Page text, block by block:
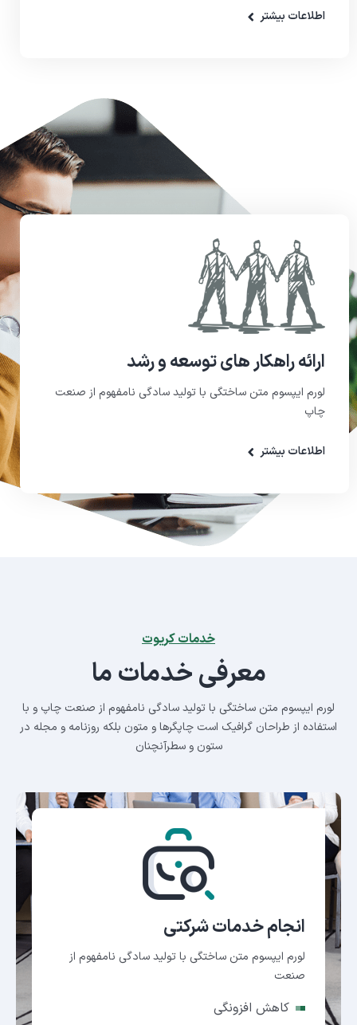
اطلاعات بیشتر
ارائه راهکار های توسعه و رشد
لورم ایپسوم متن ساختگی با تولید سادگی نامفهوم از صنعت
چاپ
اطلاعات بیشتر
خدمات کریوت
معرفی خدمات ما
لورم ایپسوم متن ساختگی با تولید سادگی نامفهوم از صنعت چاپ و با
استفاده از طراحان گرافیک است چاپگرها و متون بلکه روزنامه و مجله در
ستون و سطرآنچنان
انجام خدمات شرکتی
لورم ایپسوم متن ساختگی با تولید سادگی نامفهوم از
صنعت
کاهش افزونگی